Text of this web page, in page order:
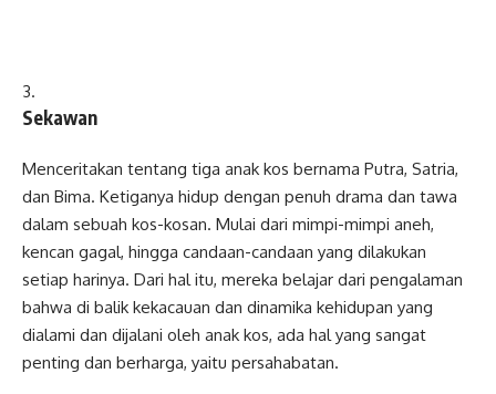
Sekawan
Menceritakan tentang tiga anak kos bernama Putra, Satria,
dan Bima. Ketiganya hidup dengan penuh drama dan tawa
dalam sebuah kos-kosan. Mulai dari mimpi-mimpi aneh,
kencan gagal, hingga candaan-candaan yang dilakukan
setiap harinya. Dari hal itu, mereka belajar dari pengalaman
bahwa di balik kekacauan dan dinamika kehidupan yang
dialami dan dijalani oleh anak kos, ada hal yang sangat
penting dan berharga, yaitu persahabatan.